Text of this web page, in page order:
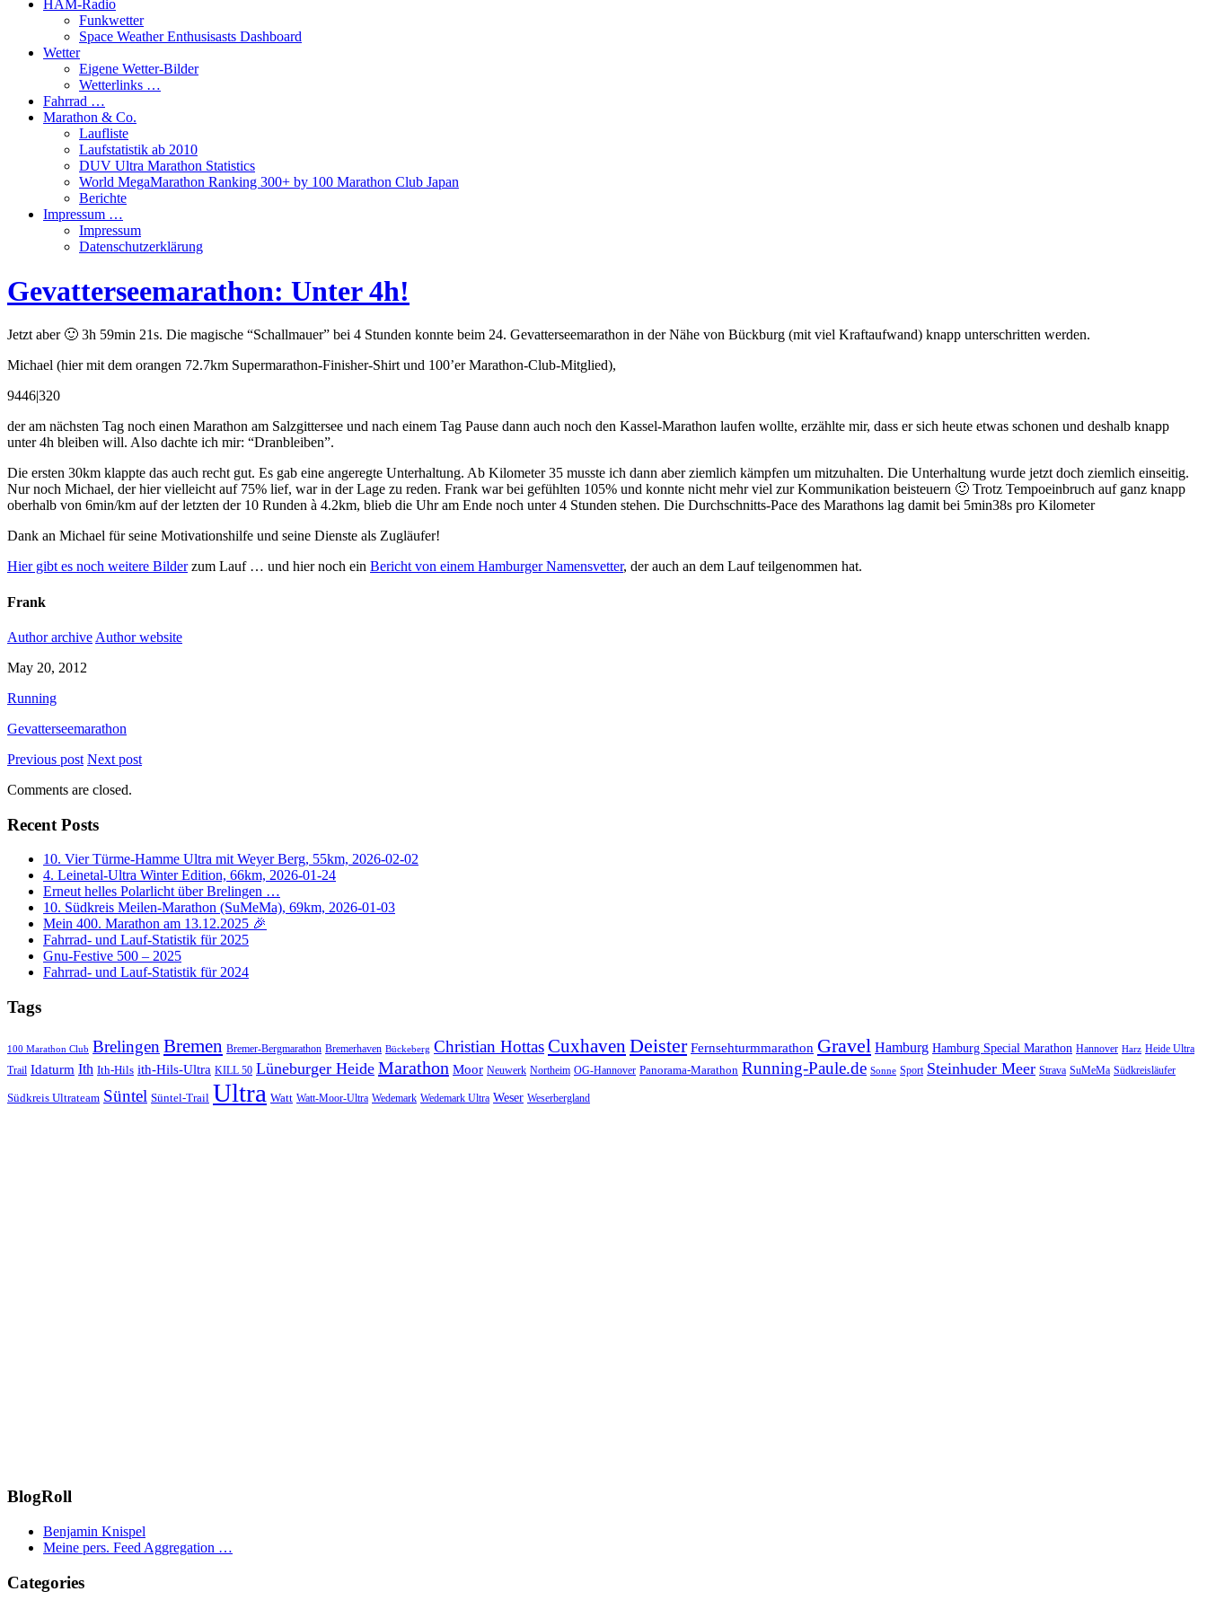
HAM-Radio
Funkwetter
Space Weather Enthusisasts Dashboard
Wetter
Eigene Wetter-Bilder
Wetterlinks …
Fahrrad …
Marathon & Co.
Laufliste
Laufstatistik ab 2010
DUV Ultra Marathon Statistics
World MegaMarathon Ranking 300+ by 100 Marathon Club Japan
Berichte
Impressum …
Impressum
Datenschutzerklärung
Gevatterseemarathon: Unter 4h!
Jetzt aber 🙂 3h 59min 21s. Die magische “Schallmauer” bei 4 Stunden konnte beim 24. Gevatterseemarathon in der Nähe von Bückburg (mit viel Kraftaufwand) knapp unterschritten werden.
Michael (hier mit dem orangen 72.7km Supermarathon-Finisher-Shirt und 100’er Marathon-Club-Mitglied),
9446|320
der am nächsten Tag noch einen Marathon am Salzgittersee und nach einem Tag Pause dann auch noch den Kassel-Marathon laufen wollte, erzählte mir, dass er sich heute etwas schonen und deshalb knapp
unter 4h bleiben will. Also dachte ich mir: “Dranbleiben”.
Die ersten 30km klappte das auch recht gut. Es gab eine angeregte Unterhaltung. Ab Kilometer 35 musste ich dann aber ziemlich kämpfen um mitzuhalten. Die Unterhaltung wurde jetzt doch ziemlich einseitig.
Nur noch Michael, der hier vielleicht auf 75% lief, war in der Lage zu reden. Frank war bei gefühlten 105% und konnte nicht mehr viel zur Kommunikation beisteuern 🙂 Trotz Tempoeinbruch auf ganz knapp
oberhalb von 6min/km auf der letzten der 10 Runden à 4.2km, blieb die Uhr am Ende noch unter 4 Stunden stehen. Die Durchschnitts-Pace des Marathons lag damit bei 5min38s pro Kilometer
Dank an Michael für seine Motivationshilfe und seine Dienste als Zugläufer!
Hier gibt es noch weitere Bilderzum Lauf … und hier noch ein Bericht von einem Hamburger Namensvetter, der auch an dem Lauf teilgenommen hat.
Frank
Author archive Author website
May 20, 2012
Running
Gevatterseemarathon
Previous post Next post
Comments are closed.
Recent Posts
10. Vier Türme-Hamme Ultra mit Weyer Berg, 55km, 2026-02-02
4. Leinetal-Ultra Winter Edition, 66km, 2026-01-24
Erneut helles Polarlicht über Brelingen …
10. Südkreis Meilen-Marathon (SuMeMa), 69km, 2026-01-03
Mein 400. Marathon am 13.12.2025 🎉
Fahrrad- und Lauf-Statistik für 2025
Gnu-Festive 500 – 2025
Fahrrad- und Lauf-Statistik für 2024
Tags
100 Marathon Club Brelingen Bremen Bremer-Bergmarathon Bremerhaven Bückeberg Christian HottasCuxhaven Deister Fernsehturmmarathon Gravel Hamburg Hamburg Special Marathon Hannover Harz Heide Ultra
Trail Idaturm Ith Ith-Hils ith-Hils-Ultra KILL 50 Lüneburger Heide Marathon Moor Neuwerk Northeim OG-Hannover Panorama-Marathon Running-Paule.de Sonne Sport Steinhuder Meer Strava SuMeMa Südkreisläufer
Südkreis Ultrateam Süntel Süntel-Trail Ultra Watt Watt-Moor-Ultra Wedemark Wedemark Ultra Weser Weserbergland
BlogRoll
Benjamin Knispel
Meine pers. Feed Aggregation …
Categories